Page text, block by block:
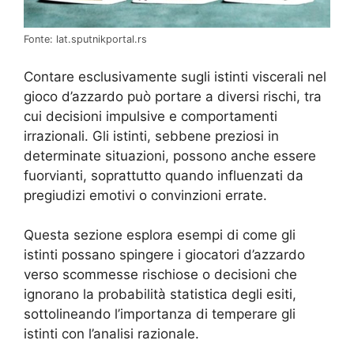
Fonte: lat.sputnikportal.rs
Contare esclusivamente sugli istinti viscerali nel
gioco d’azzardo può portare a diversi rischi, tra
cui decisioni impulsive e comportamenti
irrazionali. Gli istinti, sebbene preziosi in
determinate situazioni, possono anche essere
fuorvianti, soprattutto quando influenzati da
pregiudizi emotivi o convinzioni errate.
Questa sezione esplora esempi di come gli
istinti possano spingere i giocatori d’azzardo
verso scommesse rischiose o decisioni che
ignorano la probabilità statistica degli esiti,
sottolineando l’importanza di temperare gli
istinti con l’analisi razionale.